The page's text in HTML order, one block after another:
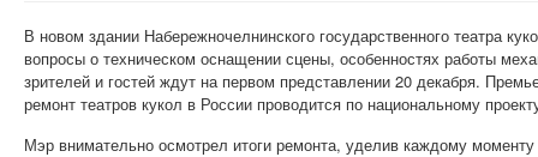
В новом здании Набережночелнинского государственного театра
вопросы о техническом оснащении сцены, особенностях работы
зрителей и гостей ждут на первом представлении 20 декабря.
ремонт театров кукол в России проводится по национальному
Мэр внимательно осмотрел итоги ремонта, уделив каждому